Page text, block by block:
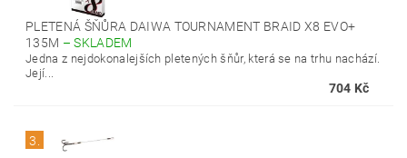
PLETENÁ ŠŇŮRA DAIWA TOURNAMENT BRAID X8 EVO+
135M –SKLADEM
Jedna z nejdokonalejších pletených šňůr, která se na trhu nachází.
Její...
704 Kč
3.